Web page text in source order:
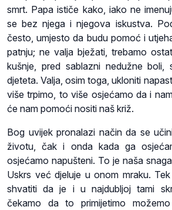
smrt. Papa ističe kako, iako ne
se bez njega i njegova iskustva.
često, umjesto da budu pomoć i
patnju; ne valja bježati, trebamo
kušnje, pred sablazni nedužne boli,
djeteta. Valja, osim toga, ukloniti
više trpimo, to više osjećamo da i
će nam pomoći nositi naš križ.
Bog uvijek pronalazi način da se
životu, čak i onda kada ga
osjećamo napušteni. To je naša
Uskrs već djeluje u onom mraku.
shvatiti da je i u najdubljoj tami
čekamo da to primijetimo